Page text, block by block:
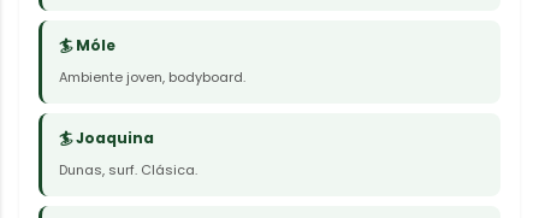
🏄 Móle
Ambiente joven, bodyboard.
🏄 Joaquina
Dunas, surf. Clásica.